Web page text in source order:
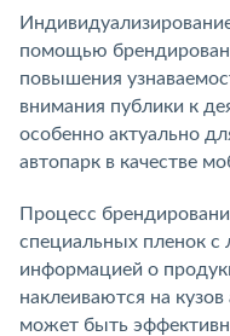
помощью
повышения
внимания публики к
особенно актуально
автопарк в качестве
Процесс
специальных пленок с
информацией о
наклеиваются на
может быть